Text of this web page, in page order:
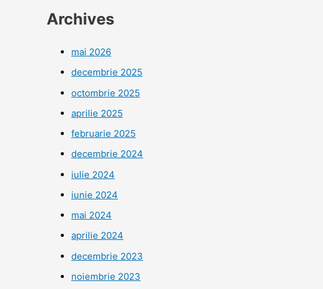
Archives
mai 2026
decembrie 2025
octombrie 2025
aprilie 2025
februarie 2025
decembrie 2024
iulie 2024
iunie 2024
mai 2024
aprilie 2024
decembrie 2023
noiembrie 2023